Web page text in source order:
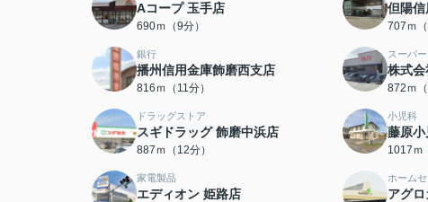
Aコープ 玉手店
690ｍ（9分）
但陽
707ｍ（
銀行
播州信用金庫飾磨西支店
816ｍ（11分）
スーパー
株式
872ｍ（
ドラッグストア
スギドラッグ 飾磨中浜店
887ｍ（12分）
小児科
藤原小
1017ｍ
家電製品
エディオン 姫路店
ホーム
アグ